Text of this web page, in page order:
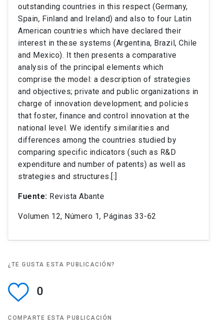
outstanding countries in this respect (Germany,
Spain, Finland and Ireland) and also to four Latin
American countries which have declared their
interest in these systems (Argentina, Brazil, Chile
and Mexico). It then presents a comparative
analysis of the principal elements which
comprise the model: a description of strategies
and objectives; private and public organizations in
charge of innovation development; and policies
that foster, finance and control innovation at the
national level. We identify similarities and
differences among the countries studied by
comparing specific indicators (such as R&D
expenditure and number of patents) as well as
strategies and structures.[:]
Fuente: Revista Abante
Volumen 12, Número 1, Páginas 33-62
¿TE GUSTA ESTA PUBLICACIÓN?
0
COMPARTE ESTA PUBLICACIÓN